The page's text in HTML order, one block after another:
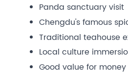
Panda sanctuary visit
Chengdu's famous
Traditional teahouse
Local culture
Good value for money